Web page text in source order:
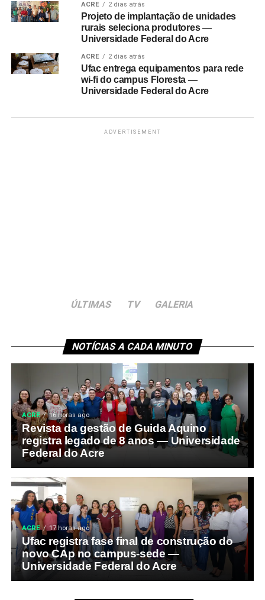
ACRE 2 dias atrás
Projeto de implantação de unidades
rurais seleciona produtores —
Universidade Federal do Acre
ACRE 2 dias atrás
Ufac entrega equipamentos para rede
wi-fi do campus Floresta —
Universidade Federal do Acre
ADVERTISEMENT
ÚLTIMAS TV GALERIA
NOTÍCIAS A CADA MINUTO
ACRE 16 horas ago
Revista da gestão de Guida Aquino
registra legado de 8 anos — Universidade
Federal do Acre
ACRE 17 horas ago
Ufac registra fase final de construção do
novo CAp no campus-sede —
Universidade Federal do Acre